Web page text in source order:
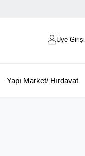
Üye Girişi
Yapı Market/ Hırdavat